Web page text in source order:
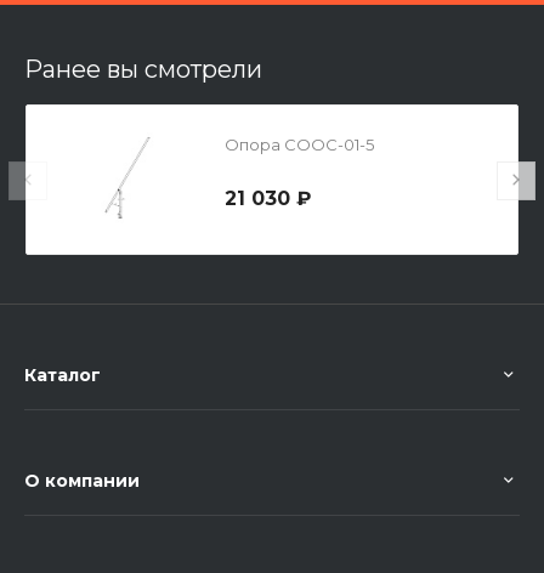
Ранее вы смотрели
Опора СООС-01-5
21 030 ₽
Каталог
О компании